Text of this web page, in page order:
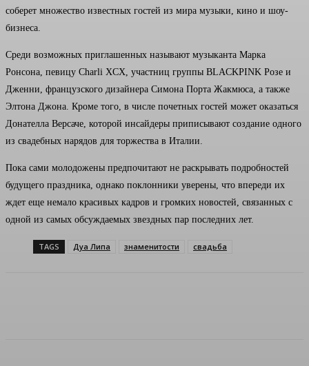
соберет множество известных гостей из мира музыки, кино и шоу-
бизнеса.
Среди возможных приглашенных называют музыканта Марка
Ронсона, певицу Charli XCX, участниц группы BLACKPINK Розе и
Дженни, французского дизайнера Симона Порта Жакмюса, а также
Элтона Джона. Кроме того, в числе почетных гостей может оказаться
Донателла Версаче, которой инсайдеры приписывают создание одного
из свадебных нарядов для торжества в Италии.
Пока сами молодожены предпочитают не раскрывать подробностей
будущего праздника, однако поклонники уверены, что впереди их
ждет еще немало красивых кадров и громких новостей, связанных с
одной из самых обсуждаемых звездных пар последних лет.
TAGS Дуа Липа знаменитости свадьба